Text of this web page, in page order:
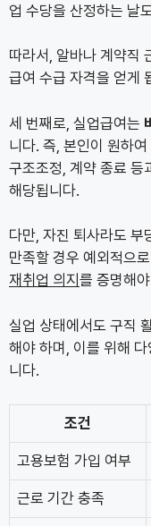
업 수당을 산정하는 날
따라서, 알바나 계약직
급여 수급 자격을 얻게
세 번째로, 실업급여는
니다. 즉, 본인이 원하
구조조정, 계약 종료 등
해당됩니다.
다만, 자진 퇴사라도 부
만족할 경우 예외적으
재취업 의지 를 증명해
실업 상태에서도 구직
해야 하며, 이를 위해
니다.
조건
고용보험 가입 여부
근로 기간 충족